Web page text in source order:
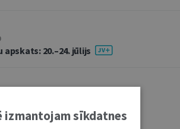
20.–24. jūlijs
un objekta juridiskie aspekti
kontekstā
izmantojam sīkdatnes